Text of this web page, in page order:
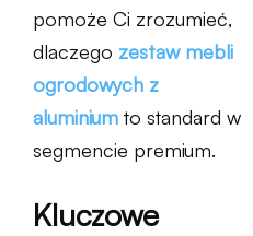
pomoże Ci zrozumieć,
dlaczego zestaw mebli
ogrodowych z
aluminium to standard w
segmencie premium.
Kluczowe